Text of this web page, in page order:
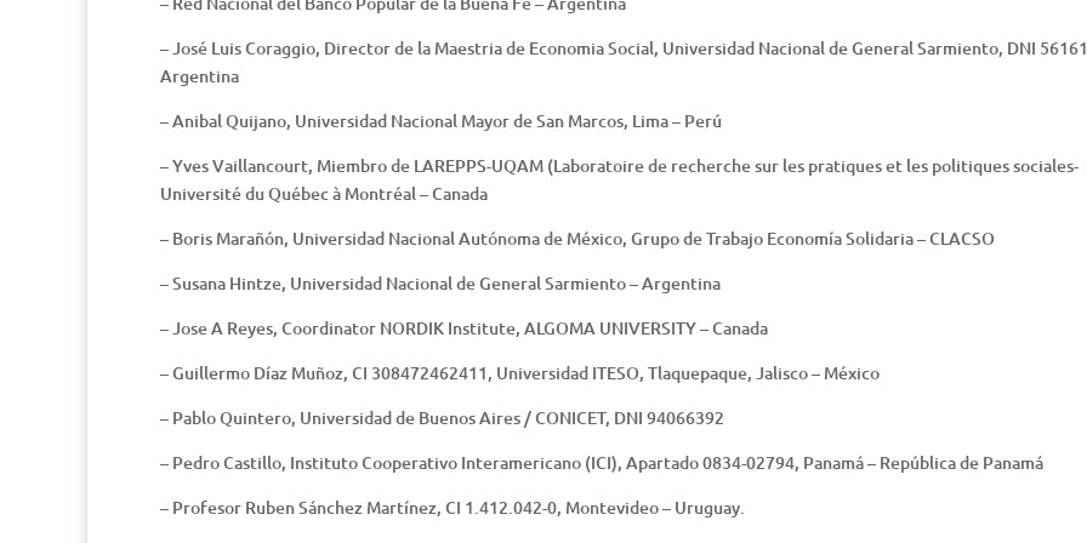
– José Luis Coraggio, Director de la Maestria de Economia Social, Universidad Nacional de General Sarmiento, DNI
Argentina
– Anibal Quijano, Universidad Nacional Mayor de San Marcos, Lima – Perú
– Yves Vaillancourt, Miembro de LAREPPS-UQAM (Laboratoire de recherche sur les pratiques et les politiques sociales-
Université du Québec à Montréal – Canada
– Boris Marañón, Universidad Nacional Autónoma de México, Grupo de Trabajo Economía Solidaria – CLACSO
– Susana Hintze, Universidad Nacional de General Sarmiento – Argentina
– Jose A Reyes, Coordinator NORDIK Institute, ALGOMA UNIVERSITY – Canada
– Guillermo Díaz Muñoz, CI 308472462411, Universidad ITESO, Tlaquepaque, Jalisco – México
– Pablo Quintero, Universidad de Buenos Aires / CONICET, DNI 94066392
– Pedro Castillo, Instituto Cooperativo Interamericano (ICI), Apartado 0834-02794, Panamá – República de Panamá
– Profesor Ruben Sánchez Martínez, CI 1.412.042-0, Montevideo – Uruguay.